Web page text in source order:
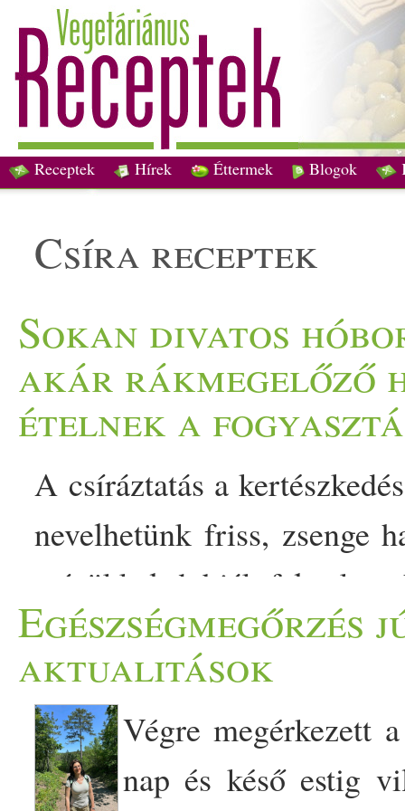
Receptek Hírek Éttermek Blogok
csíra receptek
Sokan divatos
akár rákmegelőző
ételnek a
A csíráztatás a
nevelhetünk friss, zsenge
színükkel dobják fel a
is gazdagítják
számos egészségügyi
nevelésük is szórakoztató
Ha azt gondolnád, hogy a
Egészségmegőrzés
aktualitások
Végre megérkezett
nap és késő estig